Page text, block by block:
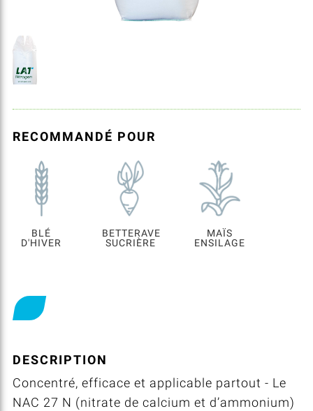
RECOMMANDÉ POUR
BLÉ
D'HIVER
BETTERAVE
SUCRIÈRE
MAÏS
ENSILAGE
DESCRIPTION
Concentré, efficace et applicable partout - Le
NAC 27 N (nitrate de calcium et d’ammonium)